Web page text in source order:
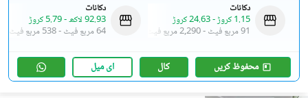
دکانات
1.15 کروڑ
-24.63 کروڑ
91 مربع فیٹ
-2,290 مربع فیٹ
دکانات
92.93 لاکھ
-5.79 کروڑ
64 مربع فیٹ
-538 مربع فیٹ
محفوظ کریں کال ای میل